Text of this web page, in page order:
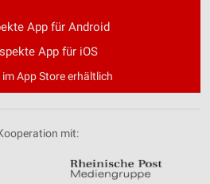
App für Android
App für iOS
App Store erhältlich
mit: